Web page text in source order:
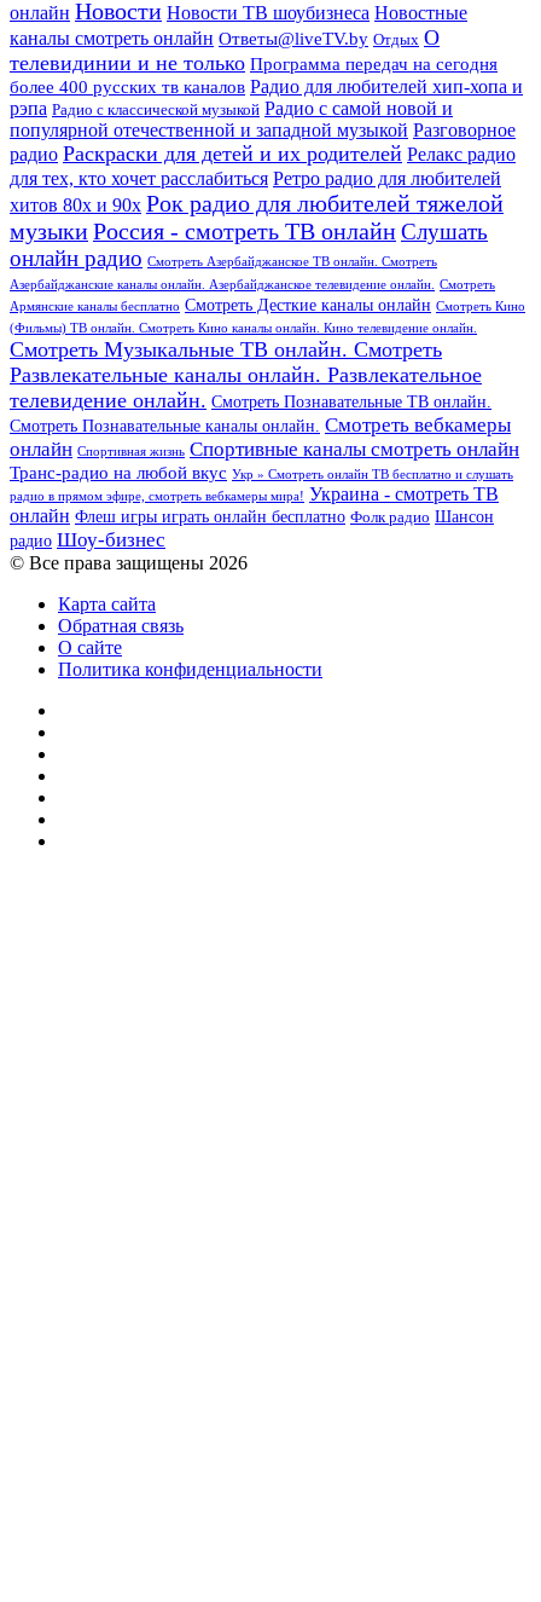
онлайн Новости Новости ТВ шоубизнеса Новостные
каналы смотреть онлайн Ответы@liveTV.by Отдых О
телевидинии и не только Программа передач на сегодня
более 400 русских тв каналов Радио для любителей хип-хопа и
рэпа Радио с классической музыкой Радио с самой новой и
популярной отечественной и западной музыкой Разговорное
радио Раскраски для детей и их родителей Релакс радио
для тех, кто хочет расслабиться Ретро радио для любителей
хитов 80х и 90х Рок радио для любителей тяжелой
музыкиРоссия - смотреть ТВ онлайнСлушать
онлайн радио Смотреть Азербайджанское ТВ онлайн. Смотреть
Азербайджанские каналы онлайн. Азербайджанское телевидение онлайн.
Смотреть
Армянские каналы бесплатно Смотреть Десткие каналы онлайн Смотреть Кино
(Фильмы) ТВ онлайн. Смотреть Кино каналы онлайн. Кино телевидение онлайн.
Смотреть Музыкальные ТВ онлайн. Смотреть
Развлекательные каналы онлайн. Развлекательное
телевидение онлайн. Смотреть Познавательные ТВ онлайн.
Смотреть Познавательные каналы онлайн. Смотреть вебкамеры
онлайн Спортивная жизнь Спортивные каналы смотреть онлайн
Транс-радио на любой вкус Укр » Смотреть онлайн ТВ бесплатно и слушать
радио в прямом эфире, смотреть вебкамеры мира! Украина - смотреть ТВ
онлайн Флеш игры играть онлайн бесплатно Фолк радио Шансон
радио Шоу-бизнес
© Все права защищены 2026
Карта сайта
Обратная связь
О сайте
Политика конфиденциальности